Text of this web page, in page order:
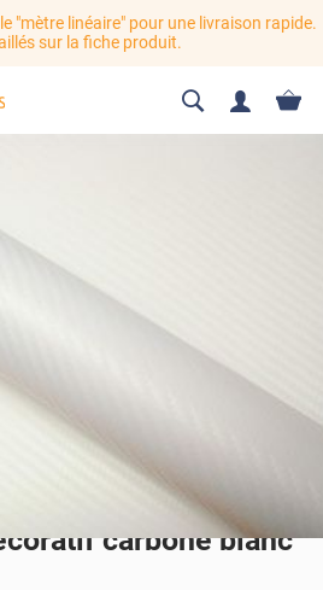
"mètre linéaire" pour une livraison rapide.
sur la fiche produit.
carbone blanc